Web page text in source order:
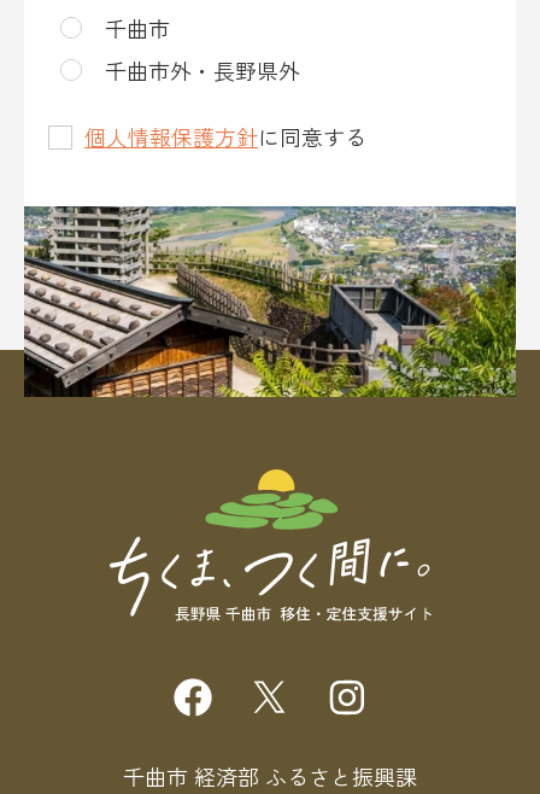
千曲市
千曲市外・長野県外
個人情報保護方針に同意する
千曲市 経済部 ふるさと振興課